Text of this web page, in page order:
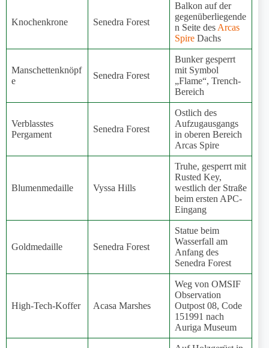
Knochenkrone Senedra Forest
Balkon auf der
gegenüberliegende
n Seite des Arcas
Spire Dachs
Manschettenknöpf
e
Senedra Forest
Bunker gesperrt
mit Symbol
„Flame“, Trench-
Bereich
Verblasstes
Pergament
Senedra Forest
Ostlich des
Aufzugausgangs
in oberen Bereich
Arcas Spire
Blumenmedaille Vyssa Hills
Truhe, gesperrt mit
Rusted Key,
westlich der Straße
beim ersten APC-
Eingang
Goldmedaille Senedra Forest
Statue beim
Wasserfall am
Anfang des
Senedra Forest
High-Tech-Koffer Acasa Marshes
Weg von OMSIF
Observation
Outpost 08, Code
151991 nach
Auriga Museum